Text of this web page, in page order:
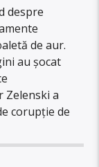
despre
de aur.
au șocat
Zelenski a
corupție de